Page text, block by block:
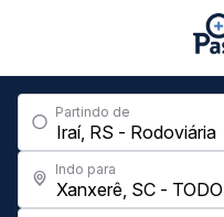
Partindo de
Indo para